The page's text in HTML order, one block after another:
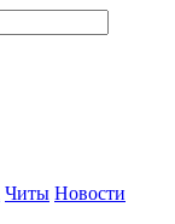
Читы Новости